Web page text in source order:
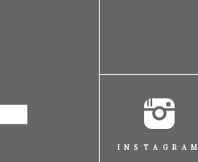
INSTAGRAM